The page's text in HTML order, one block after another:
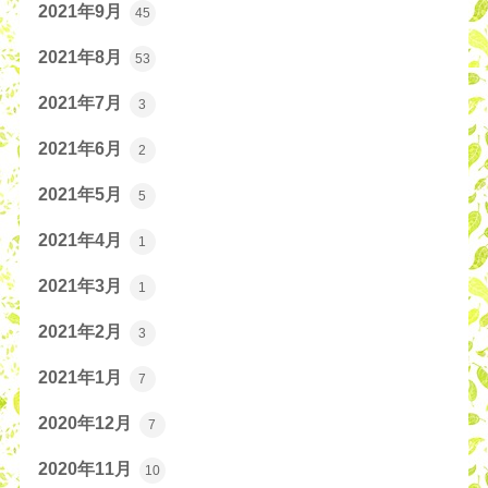
2021年9月 45
2021年8月 53
2021年7月 3
2021年6月 2
2021年5月 5
2021年4月 1
2021年3月 1
2021年2月 3
2021年1月 7
2020年12月 7
2020年11月 10